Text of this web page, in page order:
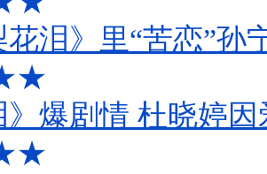
泪》里“苦恋”孙
》爆剧情 杜晓婷